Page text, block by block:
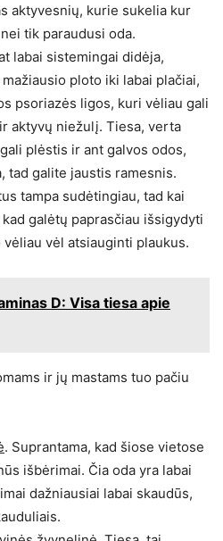
aktyvesnių, kurie sukelia kur
tik paraudusi oda.
labai sistemingai didėja,
ploto iki labai plačiai,
psoriazės ligos, kuri vėliau gali
aktyvų niežulį. Tiesa, verta
plėstis ir ant galvos odos,
tad galite jaustis ramesnis.
tampa sudėtingiau, tad kai
galėtų paprasčiau išsigydyti
vėl atsiauginti plaukus.
D: Visa tiesa apie
ir jų mastams tuo pačiu
. Suprantama, kad šiose vietose
išbėrimai. Čia oda yra labai
dažniausiai labai skaudūs,